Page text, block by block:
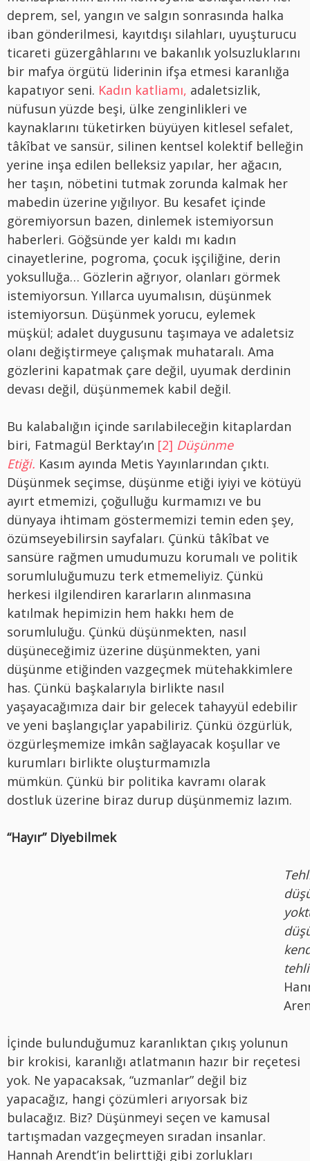
deprem, sel, yangın ve salgın sonrasında halka
iban gönderilmesi, kayıtdışı silahları, uyuşturucu
ticareti güzergâhlarını ve bakanlık yolsuzluklarını
bir mafya örgütü liderinin ifşa etmesi karanlığa
kapatıyor seni. Kadın katliamı, adaletsizlik,
nüfusun yüzde beşi, ülke zenginlikleri ve
kaynaklarını tüketirken büyüyen kitlesel sefalet,
tâkîbat ve sansür, silinen kentsel kolektif belleğin
yerine inşa edilen belleksiz yapılar, her ağacın,
her taşın, nöbetini tutmak zorunda kalmak her
mabedin üzerine yığılıyor. Bu kesafet içinde
göremiyorsun bazen, dinlemek istemiyorsun
haberleri. Göğsünde yer kaldı mı kadın
cinayetlerine, pogroma, çocuk işçiliğine, derin
yoksulluğa… Gözlerin ağrıyor, olanları görmek
istemiyorsun. Yıllarca uyumalısın, düşünmek
istemiyorsun. Düşünmek yorucu, eylemek
müşkül; adalet duygusunu taşımaya ve adaletsiz
olanı değiştirmeye çalışmak muhataralı. Ama
gözlerini kapatmak çare değil, uyumak derdinin
devası değil, düşünmemek kabil değil.
Bu kalabalığın içinde sarılabileceğin kitaplardan
biri, Fatmagül Berktay’ın [2] Düşünme
Etiği. Kasım ayında Metis Yayınlarından çıktı.
Düşünmek seçimse, düşünme etiği iyiyi ve kötüyü
ayırt etmemizi, çoğulluğu kurmamızı ve bu
dünyaya ihtimam göstermemizi temin eden şey,
özümseyebilirsin sayfaları. Çünkü tâkîbat ve
sansüre rağmen umudumuzu korumalı ve politik
sorumluluğumuzu terk etmemeliyiz. Çünkü
herkesi ilgilendiren kararların alınmasına
katılmak hepimizin hem hakkı hem de
sorumluluğu. Çünkü düşünmekten, nasıl
düşüneceğimiz üzerine düşünmekten, yani
düşünme etiğinden vazgeçmek mütehakkimlere
has. Çünkü başkalarıyla birlikte nasıl
yaşayacağımıza dair bir gelecek tahayyül edebilir
ve yeni başlangıçlar yapabiliriz. Çünkü özgürlük,
özgürleşmemize imkân sağlayacak koşullar ve
kurumları birlikte oluşturmamızla
mümkün. Çünkü bir politika kavramı olarak
dostluk üzerine biraz durup düşünmemiz lazım.
“Hayır” Diyebilmek
İçinde bulunduğumuz karanlıktan çıkış yolunun
bir krokisi, karanlığı atlatmanın hazır bir reçetesi
yok. Ne yapacaksak, “uzmanlar” değil biz
yapacağız, hangi çözümleri arıyorsak biz
bulacağız. Biz? Düşünmeyi seçen ve kamusal
tartışmadan vazgeçmeyen sıradan insanlar.
Hannah Arendt’in belirttiği gibi zorlukları